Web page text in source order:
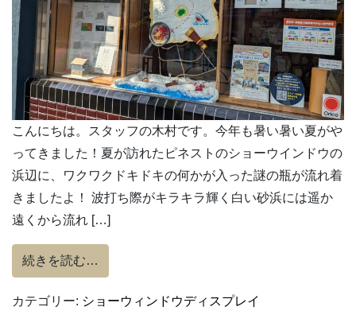
こんにちは。スタッフの木村です。今年も暑い暑い夏がや
ってきました！夏が訪れたピネストのショーウインドウの
浜辺に、ワクワクドキドキの何かが入った謎の瓶が流れ着
きましたよ！ 波打ち際がキラキラ輝く白い砂浜には遥か
遠くから流れ […]
続きを読む…
カテゴリー: ショーウィンドウディスプレイ